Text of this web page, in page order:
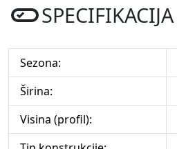
SPECIFIKACIJA
Sezona:
Širina:
Visina (profil):